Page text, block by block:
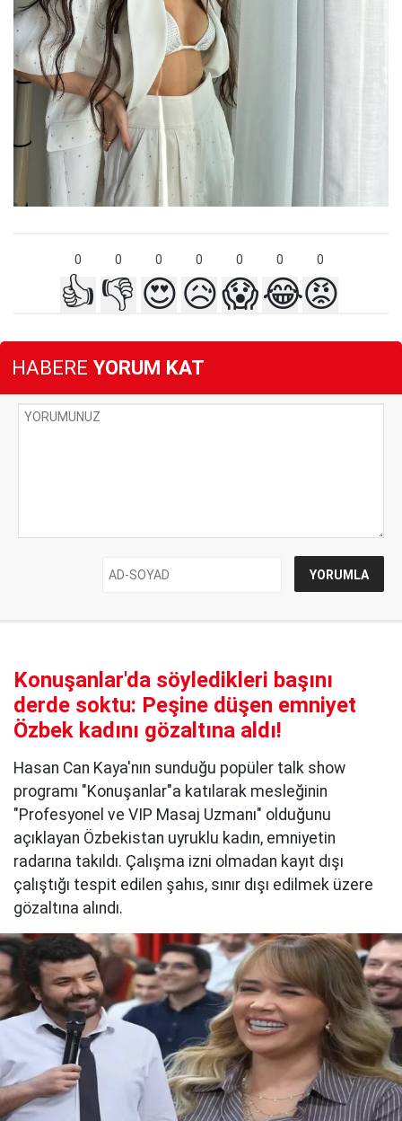
0 0 0 0 0 0 0
👍 👎 😍😥😱😂😡
HABERE YORUM KAT
Konuşanlar'da söyledikleri başını
derde soktu: Peşine düşen emniyet
Özbek kadını gözaltına aldı!
Hasan Can Kaya'nın sunduğu popüler talk show
programı "Konuşanlar"a katılarak mesleğinin
"Profesyonel ve VIP Masaj Uzmanı" olduğunu
açıklayan Özbekistan uyruklu kadın, emniyetin
radarına takıldı. Çalışma izni olmadan kayıt dışı
çalıştığı tespit edilen şahıs, sınır dışı edilmek üzere
gözaltına alındı.